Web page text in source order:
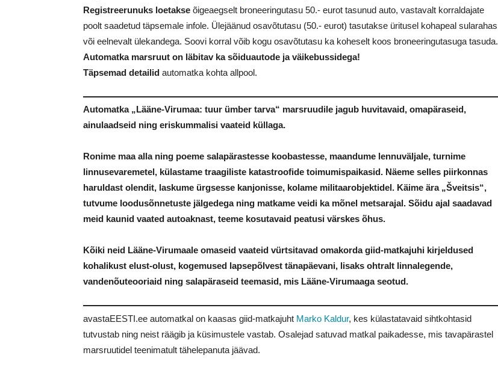
Registreerunuks loetakse õigeaegselt broneeringutasu 50.- eurot tasunud auto, vastavalt korraldajate
poolt saadetud täpsemale infole. Ülejäänud osavõtutasu (50.- eurot) tasutakse üritusel kohapeal sularahas
või eelnevalt ülekandega. Soovi korral võib kogu osavõtutasu ka koheselt koos broneeringutasuga tasuda.
Automatka marsruut on läbitav ka sõiduautode ja väikebussidega!
Täpsemad detailid automatka kohta allpool.
Automatka „Lääne-Virumaa: tuur ümber tarva“ marsruudile jagub huvitavaid, omapäraseid,
ainulaadseid ning eriskummalisi vaateid küllaga.
Ronime maa alla ning poeme salapärastesse koobastesse, maandume lennuväljale, turnime
linnusevaremetel, külastame traagiliste katastroofide toimumispaikasid. Näeme selles piirkonnas
haruldast olendit, laskume ürgsesse kanjonisse, kolame militaarobjektidel. Käime ära „Šveitsis“,
tutvume loodusõnnetuste jälgedega ning matkame veidi ka mõnel metsarajal. Sõidu ajal saadavad
meid kaunid vaated autoaknast, teeme kosutavaid peatusi värskes õhus.
Kõiki neid Lääne-Virumaale omaseid vaateid vürtsitavad omakorda giid-matkajuhi kirjeldused
kohalikust elust-olust, kogemused lapsepõlvest tänapäevani, lisaks ohtralt linnalegende,
vandenõuteooriaid ning salapäraseid teemasid, mis Lääne-Virumaaga seotud.
avastaEESTI.ee automatkal on kaasas giid-matkajuht Marko Kaldur, kes külastatavaid sihtkohtasid
tutvustab ning neist räägib ja küsimustele vastab. Osalejad satuvad matkal paikadesse, mis tavapärastel
marsruutidel teenimatult tähelepanuta jäävad.